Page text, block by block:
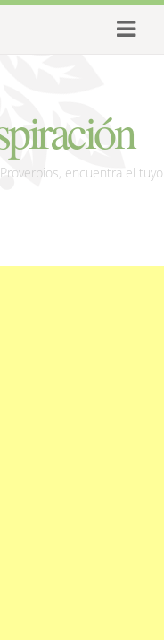
encuentra el tuyo